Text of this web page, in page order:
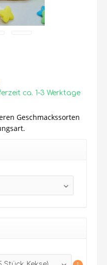
ca. 1-3 Werktage
Geschmackssorten